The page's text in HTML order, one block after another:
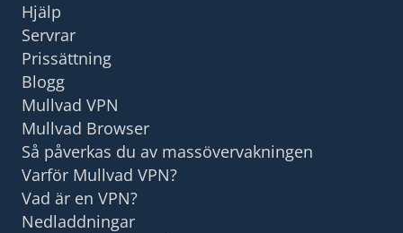
Hjälp
Servrar
Prissättning
Blogg
Mullvad VPN
Mullvad Browser
Så påverkas du av massövervakningen
Varför Mullvad VPN?
Vad är en VPN?
Nedladdningar